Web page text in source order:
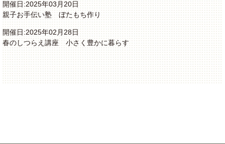
開催日:2025年03月20日
親子お手伝い塾 ぼたもち作り
開催日:2025年02月28日
春のしつらえ講座 小さく豊かに暮らす